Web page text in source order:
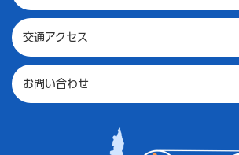
交通アクセス
お問い合わせ